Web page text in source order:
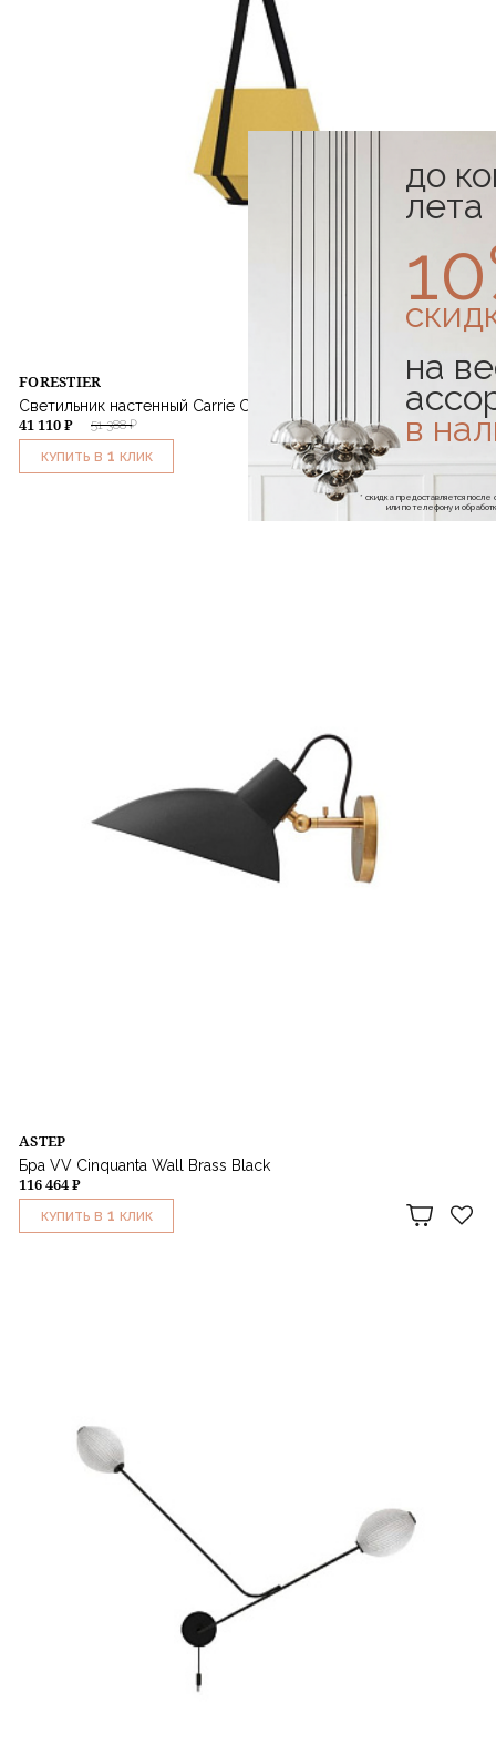
FORESTIER
Светильник настенный Carrie Curry
51 388 ₽
41 110 ₽
КУПИТЬ В 1 КЛИК
ASTEP
Бра VV Cinquanta Wall Brass Black
116 464 ₽
КУПИТЬ В 1 КЛИК
до
лета
на
в
* скидка предоставляется
или по телефону и